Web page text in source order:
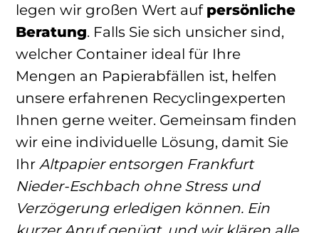
legen wir großen Wert auf persönliche
Beratung. Falls Sie sich unsicher sind,
welcher Container ideal für Ihre
Mengen an Papierabfällen ist, helfen
unsere erfahrenen Recyclingexperten
Ihnen gerne weiter. Gemeinsam finden
wir eine individuelle Lösung, damit Sie
Ihr Altpapier entsorgen Frankfurt
Nieder-Eschbach ohne Stress und
Verzögerung erledigen können. Ein